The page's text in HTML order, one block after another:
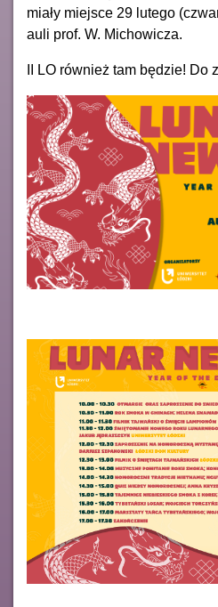
miały miejsce 29 lutego
auli prof. W. Michowicza.
II LO również tam będzie! Do